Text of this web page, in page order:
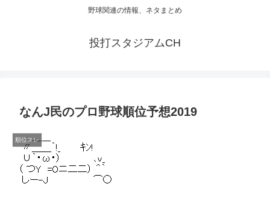
野球関連の情報、ネタまとめ
投打スタジアムCH
なんJ民のプロ野球順位予想2019
順位スレ